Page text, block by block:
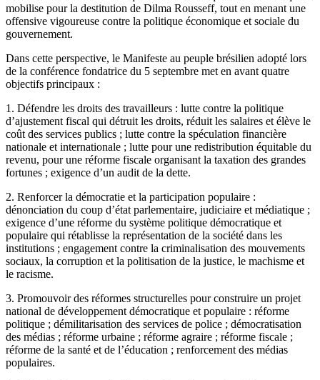
mobilise pour la destitution de Dilma Rousseff, tout en menant une
offensive vigoureuse contre la politique économique et sociale du
gouvernement.
Dans cette perspective, le Manifeste au peuple brésilien adopté lors
de la conférence fondatrice du 5 septembre met en avant quatre
objectifs principaux :
1. Défendre les droits des travailleurs : lutte contre la politique
d’ajustement fiscal qui détruit les droits, réduit les salaires et élève le
coût des services publics ; lutte contre la spéculation financière
nationale et internationale ; lutte pour une redistribution équitable du
revenu, pour une réforme fiscale organisant la taxation des grandes
fortunes ; exigence d’un audit de la dette.
2. Renforcer la démocratie et la participation populaire :
dénonciation du coup d’état parlementaire, judiciaire et médiatique ;
exigence d’une réforme du système politique démocratique et
populaire qui rétablisse la représentation de la société dans les
institutions ; engagement contre la criminalisation des mouvements
sociaux, la corruption et la politisation de la justice, le machisme et
le racisme.
3. Promouvoir des réformes structurelles pour construire un projet
national de développement démocratique et populaire : réforme
politique ; démilitarisation des services de police ; démocratisation
des médias ; réforme urbaine ; réforme agraire ; réforme fiscale ;
réforme de la santé et de l’éducation ; renforcement des médias
populaires.